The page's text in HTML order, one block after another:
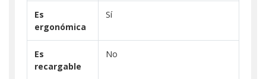
Es
ergonómica
Sí
Es
recargable
No